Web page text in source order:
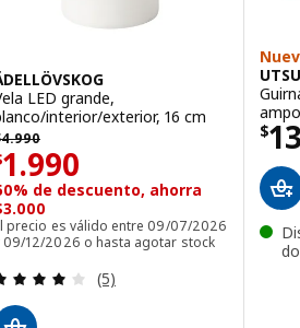
LED grande,
interior/exterior, 16 cm
4.990
4990
1.990$ 1990
de descuento, ahorra
precio es válido entre 09/07/2026
09/12/2026 o hasta agotar stock
Revisa: 4 de 5 estrellas.
(5)
$